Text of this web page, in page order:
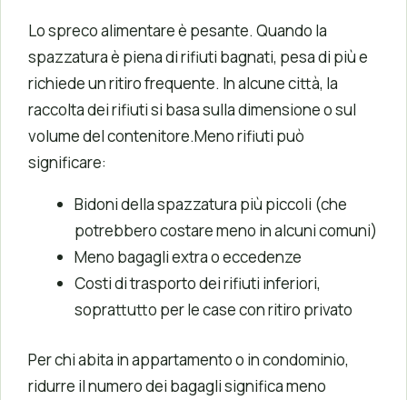
Lo spreco alimentare è pesante. Quando la
spazzatura è piena di rifiuti bagnati, pesa di più e
richiede un ritiro frequente. In alcune città, la
raccolta dei rifiuti si basa sulla dimensione o sul
volume del contenitore.Meno rifiuti può
significare:
Bidoni della spazzatura più piccoli (che
potrebbero costare meno in alcuni comuni)
Meno bagagli extra o eccedenze
Costi di trasporto dei rifiuti inferiori,
soprattutto per le case con ritiro privato
Per chi abita in appartamento o in condominio,
ridurre il numero dei bagagli significa meno